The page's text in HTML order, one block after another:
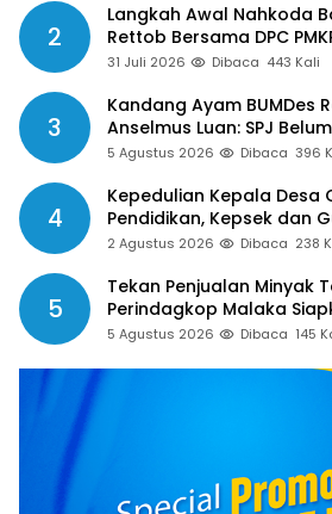
2
Langkah Awal Nahkoda
Rettob Bersama DPC
Bupati Manggarai
31 Juli 2026 Dibaca 443 Kali
3
Kandang Ayam BUMDes Renrua Terbengkalai,
Anselmus Luan: SPJ
Aparat Desa Sejak
5 Agustus 2026 Dibaca 396
4
Kepedulian Kepala Desa
Pendidikan, Kepsek dan
Apresiasi
2 Agustus 2026 Dibaca 238
5
Tekan Penjualan Minyak
Perindagkop Malaka
Nomor Pengaduan
5 Agustus 2026 Dibaca 145